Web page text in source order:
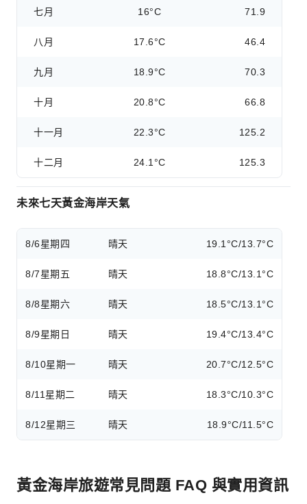
七月 16°C 71.9
八月 17.6°C 46.4
九月 18.9°C 70.3
十月 20.8°C 66.8
十一月 22.3°C 125.2
十二月 24.1°C 125.3
未來七天黃金海岸天氣
8/6星期四 晴天 19.1°C/13.7°C
8/7星期五 晴天 18.8°C/13.1°C
8/8星期六 晴天 18.5°C/13.1°C
8/9星期日 晴天 19.4°C/13.4°C
8/10星期一 晴天 20.7°C/12.5°C
8/11 星期二 晴天 18.3°C/10.3°C
8/12星期三 晴天 18.9°C/11.5°C
黃金海岸旅遊常見問題 FAQ 與實用資訊